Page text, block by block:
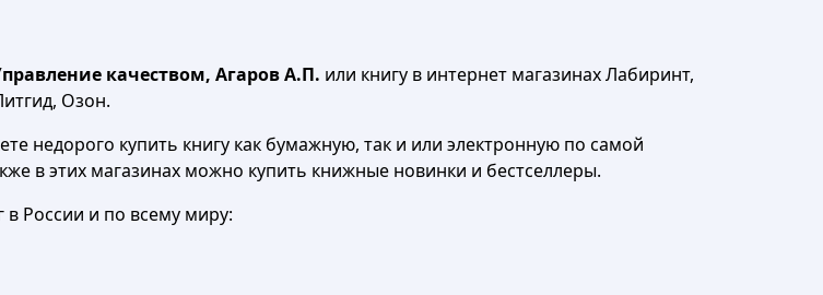
качеством, Агаров А.П. или книгу в интернет магазинах Лабиринт,
Озон.
недорого купить книгу как бумажную, так и или электронную по самой
в этих магазинах можно купить книжные новинки и бестселлеры.
России и по всему миру: